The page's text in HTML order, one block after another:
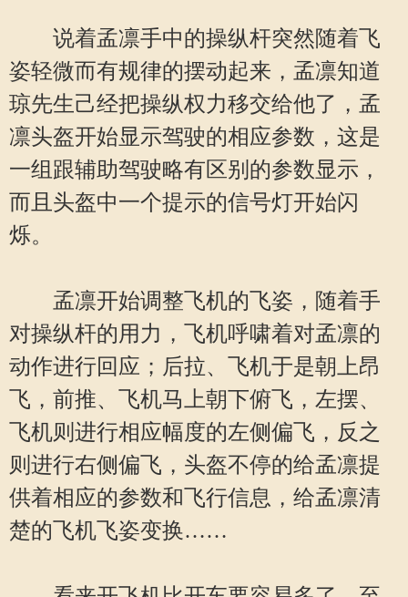
说着孟凛手中的操纵杆突然随着飞
姿轻微而有规律的摆动起来，孟凛知道
琼先生己经把操纵权力移交给他了，孟
凛头盔开始显示驾驶的相应参数，这是
一组跟辅助驾驶略有区别的参数显示，
而且头盔中一个提示的信号灯开始闪
烁。
孟凛开始调整飞机的飞姿，随着手
对操纵杆的用力，飞机呼啸着对孟凛的
动作进行回应；后拉、飞机于是朝上昂
飞，前推、飞机马上朝下俯飞，左摆、
飞机则进行相应幅度的左侧偏飞，反之
则进行右侧偏飞，头盔不停的给孟凛提
供着相应的参数和飞行信息，给孟凛清
楚的飞机飞姿变换……